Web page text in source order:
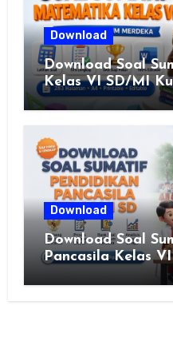
Download
Download Soal
Kelas VI SD/MI
Download
Download Soal
Pancasila Kelas
Merdeka, Solusi